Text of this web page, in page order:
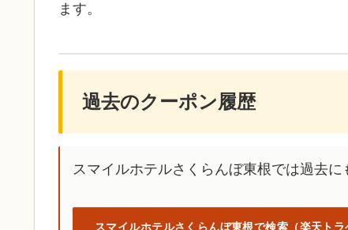
ます。
過去のクーポン履歴
スマイルホテルさくらんぼ東根では過去に
スマイルホテルさくらんぼ東根で検索（楽天トラ